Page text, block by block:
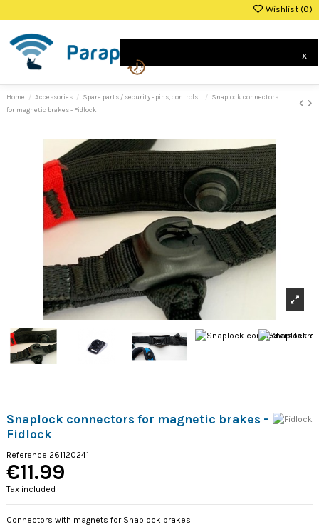
x
Wishlist (0)
Home Accessories Spare parts / security - pins, controls...
Snaplock connectors
for magnetic brakes - Fidlock
Snaplock connectors for magnetic brakes -
Fidlock
Reference 261120241
€11.99
Tax included
Connectors with magnets for Snaplock brakes